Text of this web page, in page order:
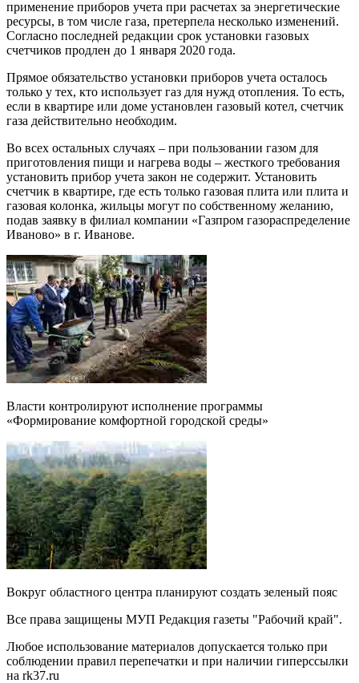
применение приборов учета при расчетах за энергетические
ресурсы, в том числе газа, претерпела несколько изменений.
Согласно последней редакции срок установки газовых
счетчиков продлен до 1 января 2020 года.
Прямое обязательство установки приборов учета осталось
только у тех, кто использует газ для нужд отопления. То есть,
если в квартире или доме установлен газовый котел, счетчик
газа действительно необходим.
Во всех остальных случаях – при пользовании газом для
приготовления пищи и нагрева воды – жесткого требования
установить прибор учета закон не содержит. Установить
счетчик в квартире, где есть только газовая плита или плита и
газовая колонка, жильцы могут по собственному желанию,
подав заявку в филиал компании «Газпром газораспределение
Иваново» в г. Иванове.
Власти контролируют исполнение программы
«Формирование комфортной городской среды»
Вокруг областного центра планируют создать зеленый пояс
Все права защищены МУП Редакция газеты "Рабочий край".
Любое использование материалов допускается только при
соблюдении правил перепечатки и при наличии гиперссылки
на rk37.ru